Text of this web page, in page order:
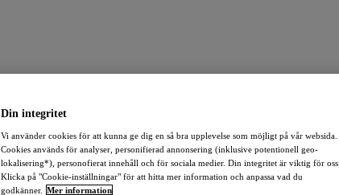
Din integritet
Vi använder cookies för att kunna ge dig en så bra upplevelse som möjligt på vår websida.
Cookies används för analyser, personifierad annonsering (inklusive potentionell geo-
lokalisering*), personofierat innehåll och för sociala medier. Din integritet är viktig för oss.
Klicka på "Cookie-inställningar" för att hitta mer information och anpassa vad du
godkänner. Mer information